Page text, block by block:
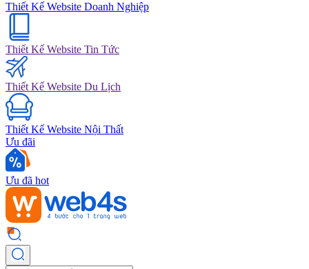
Thiết Kế Website Doanh Nghiệp
Thiết Kế Website Tin Tức
Thiết Kế Website Du Lịch
Thiết Kế Website Nội Thất
Ưu đãi
Ưu đã hot